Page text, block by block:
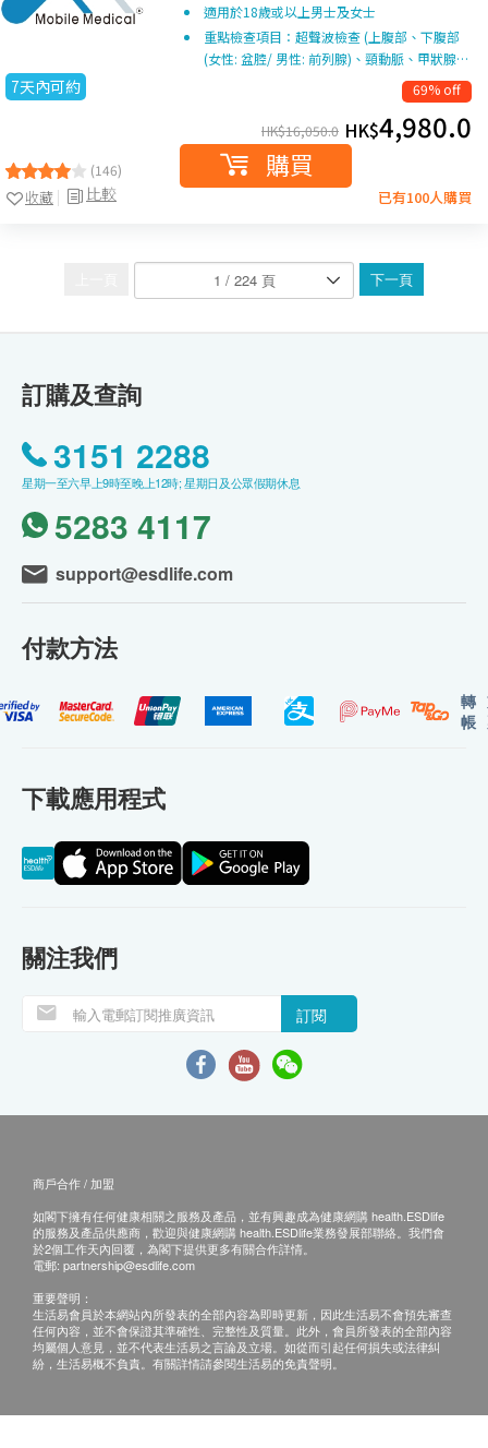
7天內可約
(146)
比較
收藏
適用於18歲或以上男士及女士
重點檢查項目：超聲波檢查 (上腹部、下腹部
(女性: 盆腔/ 男性: 前列腺)、頸動脈、甲狀腺…
69% off
HK$16,050.0 HK$4,980.0
購買
已有100人購買
下一頁
訂購及查詢
3151 2288
星期一至六早上9時至晚上12時; 星期日及公眾假期休息
5283 4117
support@esdlife.com
付款方法
轉
帳
下載應用程式
關注我們
訂閱
商戶合作 / 加盟
如閣下擁有任何健康相關之服務及產品，並有興趣成為健康網購 health.ESDlife
的服務及產品供應商，歡迎與健康網購 health.ESDlife業務發展部聯絡。我們會
於2個工作天內回覆，為閣下提供更多有關合作詳情。
電郵: partnership@esdlife.com
重要聲明：
生活易會員於本網站內所發表的全部內容為即時更新，因此生活易不會預先審查
任何內容，並不會保證其準確性、完整性及質量。此外，會員所發表的全部內容
均屬個人意見，並不代表生活易之言論及立場。如從而引起任何損失或法律糾
紛，生活易概不負責。有關詳情請參閱生活易的免責聲明。